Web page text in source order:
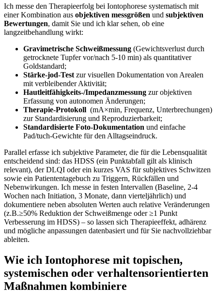
Ich messe den Therapieerfolg⁣ bei‌ Iontophorese ‍systematisch mit
einer Kombination aus objektiven messgrößen und subjektiven
Bewertungen, damit⁤ Sie und ich klar sehen, ⁣ob eine
langzeitbehandlung wirkt:
Gravimetrische Schweißmessung (Gewichtsverlust‌ durch
getrocknete ‌Tupfer ⁣vor/nach 5-10 min) als ​quantitativer⁤
Goldstandard;
Stärke‑jod‑Test ‍zur visuellen Dokumentation von​ Arealen
mit verbleibender ⁢Aktivität;
Hautleitfähigkeits-/Impedanzmessung zur objektiven
⁢Erfassung von​ autonomen‌ Änderungen;
Therapie‑Protokoll ⁤ (mA×min, Frequenz, Unterbrechungen)
zur Standardisierung und ​Reproduzierbarkeit;
Standardisierte Foto‑Dokumentation und einfache
Pad/tuch‑Gewichte für ‍den‍ Alltagseindruck.
Parallel erfasse ​ich subjektive Parameter, die für die ​Lebensqualität
entscheidend ‍sind: das HDSS (ein⁤ Punktabfall gilt als klinisch
relevant), der DLQI oder ein kurzes VAS ⁣für⁢ subjektives​ Schwitzen
sowie⁢ ein Patiententagebuch ‍zu ‍Triggern, Rückfällen und
⁤Nebenwirkungen.⁣ Ich messe in festen Intervallen (Baseline,‍ 2-4
Wochen nach Initiation, 3 Monate, dann vierteljährlich)‌ und
dokumentiere neben absoluten Werten auch relative Veränderungen​
(z.B.≥50% Reduktion der‌ Schweißmenge ⁢oder ≥1 Punkt
Verbesserung im‌ HDSS) – so lassen sich​ Therapieeffekt, adhärenz
und⁢ mögliche anpassungen datenbasiert und ‍für Sie nachvollziehbar
ableiten.
Wie ich Iontophorese mit topischen,
systemischen⁢ oder verhaltensorientierten
Maßnahmen kombiniere